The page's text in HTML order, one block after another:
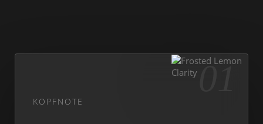
01
KOPFNOTE